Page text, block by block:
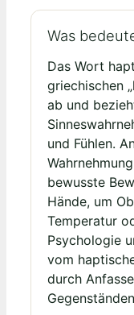
Was
Das Wort
griechischen
ab und
und Fühlen.
bewusste
Hände, um
Temperatur
Psychologie
vom
durch